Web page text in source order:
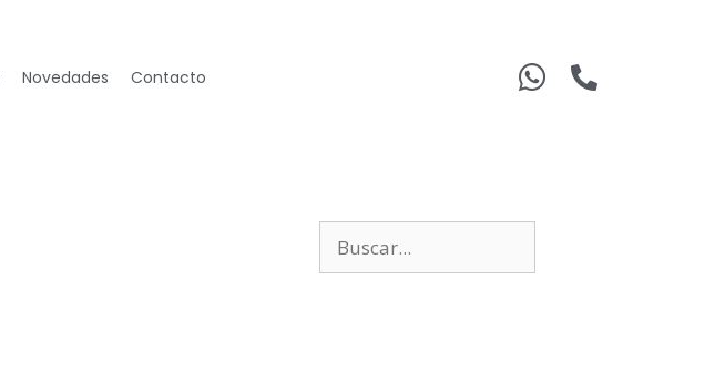
Novedades Contacto